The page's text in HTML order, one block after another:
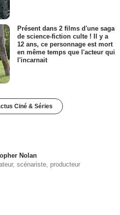
Présent dans 2 films d'une saga
de science-fiction culte ! Il y a
12 ans, ce personnage est mort
en même temps que l'acteur qui
l'incarnait
Ciné & Séries
Nolan
scénariste, producteur